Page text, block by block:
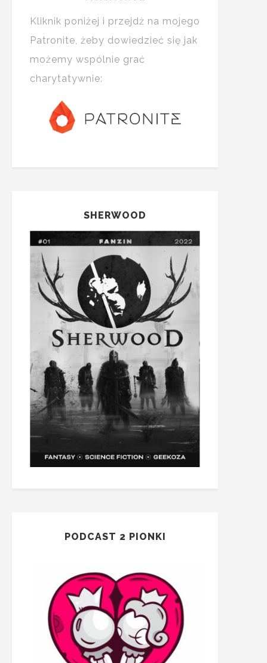
Kliknik poniżej i przejdż na mojego
Patronite, żeby dowiedzieć się jak
możemy wspólnie grać
charytatywnie:
SHERWOOD
PODCAST 2 PIONKI